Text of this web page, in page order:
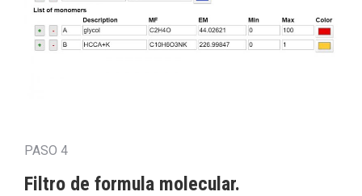
PASO 4
Filtro de formula molecular.